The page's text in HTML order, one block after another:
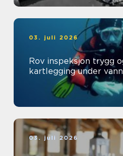
03. juli 2026
Rov inspeksjon trygg og effektiv
kartlegging under vann
03. juli 2026